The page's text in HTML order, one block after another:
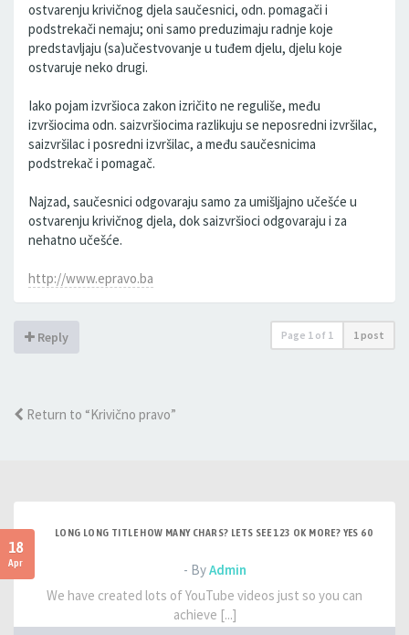
ostvarenju krivičnog djela saučesnici, odn. pomagači i
podstrekači nemaju; oni samo preduzimaju radnje koje
predstavljaju (sa)učestvovanje u tuđem djelu, djelu koje
ostvaruje neko drugi.
Iako pojam izvršioca zakon izričito ne reguliše, među
izvršiocima odn. saizvršiocima razlikuju se neposredni izvršilac,
saizvršilac i posredni izvršilac, a među saučesnicima
podstrekač i pomagač.
Najzad, saučesnici odgovaraju samo za umišljajno učešće u
ostvarenju krivičnog djela, dok saizvršioci odgovaraju i za
nehatno učešće.
http://www.epravo.ba
Reply Page 1 of 1 1 post
Return to “Krivično pravo”
18
Apr
LONG LONG TITLE HOW MANY CHARS? LETS SEE 123 OK MORE? YES 60
- ByAdmin
We have created lots of YouTube videos just so you can
achieve [...]